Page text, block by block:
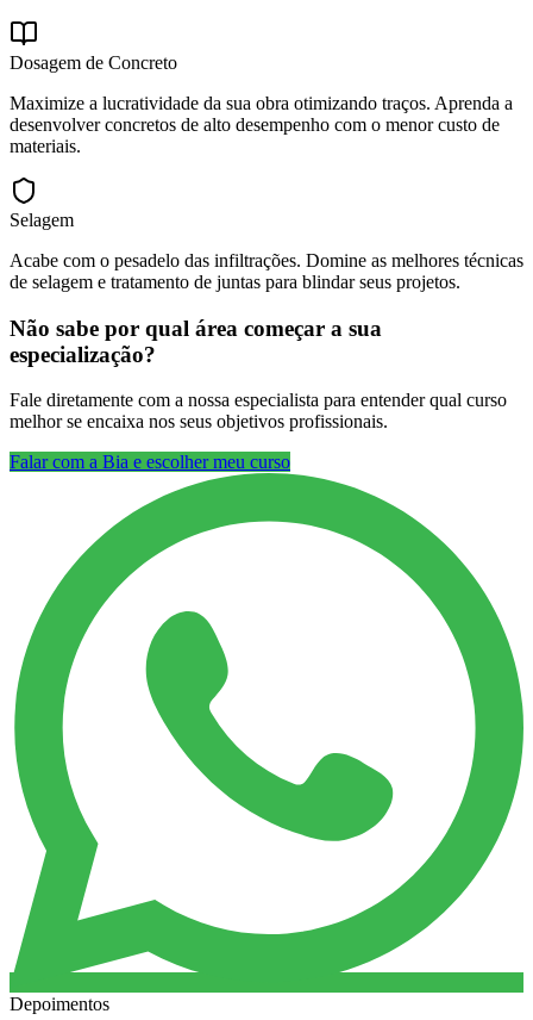
Dosagem de Concreto
Maximize a lucratividade da sua obra otimizando traços. Aprenda a
desenvolver concretos de alto desempenho com o menor custo de
materiais.
Selagem
Acabe com o pesadelo das infiltrações. Domine as melhores técnicas
de selagem e tratamento de juntas para blindar seus projetos.
Não sabe por qual área começar a sua
especialização?
Fale diretamente com a nossa especialista para entender qual curso
melhor se encaixa nos seus objetivos profissionais.
Falar com a Bia e escolher meu curso
Depoimentos